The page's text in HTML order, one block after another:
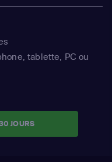
tablette, PC ou
JOURS